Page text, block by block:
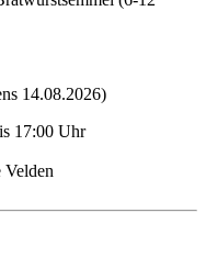
14.08.2026)
17:00 Uhr
Velden